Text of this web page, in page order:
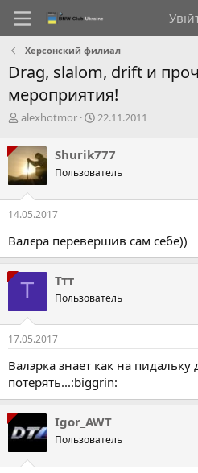
Херсонский филиал
Drag, slalom, drift и
мероприятия!
А
т
о
р
т
е
м
alexhotmor
Д
а
с
в
е
н
22.11.2011
Shurik777
Пользователь
14.05.2017
Валєра перевершив сам себе))
Т Ттт
Пользователь
17.05.2017
Валэрка знает как на
потерять...:biggrin:
Igor_AWT
Пользователь